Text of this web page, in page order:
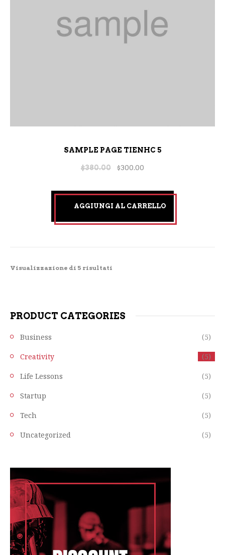
SAMPLE PAGE TIENHC 5
$380.00 $300.00
AGGIUNGI AL CARRELLO
Visualizzazione di 5 risultati
PRODUCT CATEGORIES
Business (5)
Creativity (5)
Life Lessons (5)
Startup (5)
Tech (5)
Uncategorized (5)